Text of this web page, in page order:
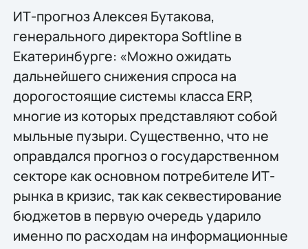
ИТ-прогноз Алексея Бутакова,
генерального директора Softline в
Екатеринбурге: «Можно ожидать
дальнейшего снижения спроса на
дорогостоящие системы класса ERP,
многие из которых представляют собой
мыльные пузыри. Существенно, что не
оправдался прогноз о государственном
секторе как основном потребителе ИТ-
рынка в кризис, так как секвестирование
бюджетов в первую очередь ударило
именно по расходам на информационные